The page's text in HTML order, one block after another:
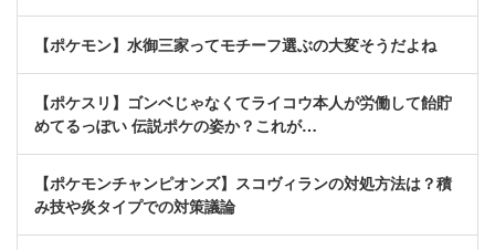
【ポケモン】水御三家ってモチーフ選ぶの大変そうだよね
【ポケスリ】ゴンベじゃなくてライコウ本人が労働して飴貯
めてるっぽい 伝説ポケの姿か？これが…
【ポケモンチャンピオンズ】スコヴィランの対処方法は？積
み技や炎タイプでの対策議論